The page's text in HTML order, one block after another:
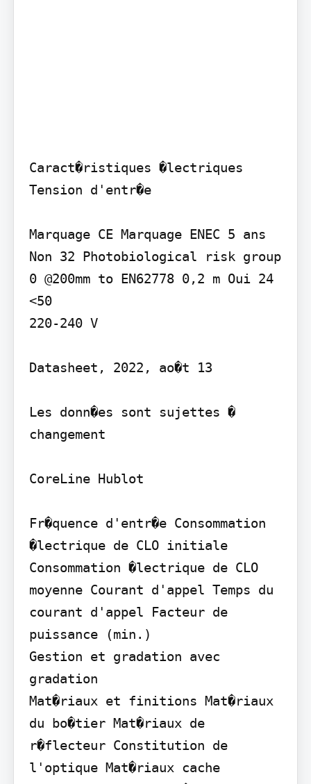
Caract�ristiques �lectriques
Tension d'entr�e
Marquage CE Marquage ENEC 5 ans
Non 32 Photobiological risk group
0 @200mm to EN62778 0,2 m Oui 24
<50
220-240 V
Datasheet, 2022, ao�t 13
Les donn�es sont sujettes �
changement
CoreLine Hublot
Fr�quence d'entr�e Consommation
�lectrique de CLO initiale
Consommation �lectrique de CLO
moyenne Courant d'appel Temps du
courant d'appel Facteur de
puissance (min.)
Gestion et gradation avec
gradation
Mat�riaux et finitions Mat�riaux
du bo�tier Mat�riaux de
r�flecteur Constitution de
l'optique Mat�riaux cache